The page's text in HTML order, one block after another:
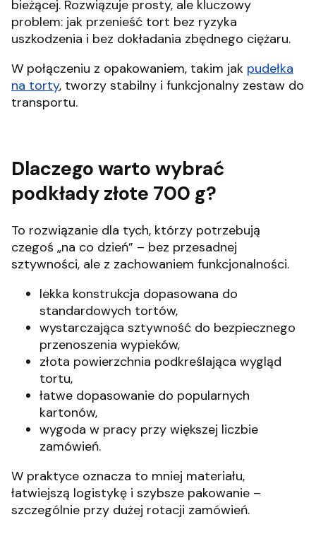
bieżącej. Rozwiązuje prosty, ale kluczowy
problem: jak przenieść tort bez ryzyka
uszkodzenia i bez dokładania zbędnego ciężaru.
W połączeniu z opakowaniem, takim jak pudełka
na torty, tworzy stabilny i funkcjonalny zestaw do
transportu.
Dlaczego warto wybrać
podkłady złote 700 g?
To rozwiązanie dla tych, którzy potrzebują
czegoś „na co dzień” – bez przesadnej
sztywności, ale z zachowaniem funkcjonalności.
lekka konstrukcja dopasowana do
standardowych tortów,
wystarczająca sztywność do bezpiecznego
przenoszenia wypieków,
złota powierzchnia podkreślająca wygląd
tortu,
łatwe dopasowanie do popularnych
kartonów,
wygoda w pracy przy większej liczbie
zamówień.
W praktyce oznacza to mniej materiału,
łatwiejszą logistykę i szybsze pakowanie –
szczególnie przy dużej rotacji zamówień.